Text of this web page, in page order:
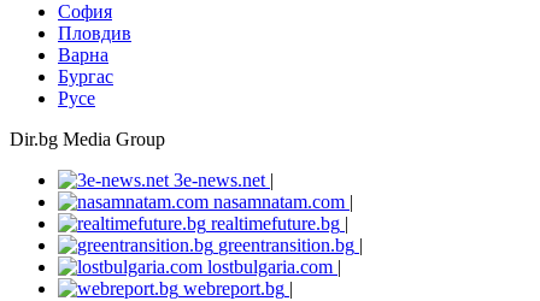
София
Пловдив
Варна
Бургас
Русе
Dir.bg Media Group
3e-news.net |
nasamnatam.com |
realtimefuture.bg |
greentransition.bg |
lostbulgaria.com |
webreport.bg |